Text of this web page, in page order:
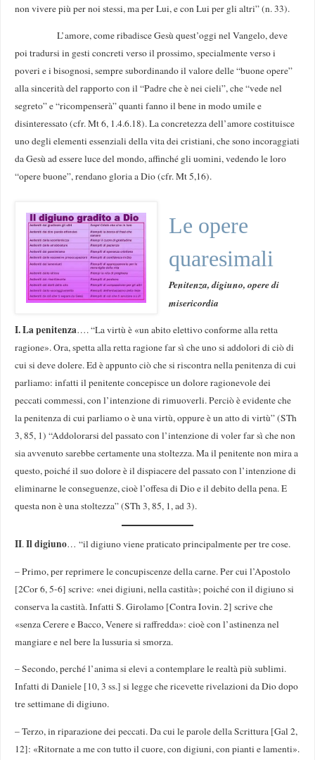
non vivere più per noi stessi, ma per Lui, e con Lui per gli altri” (n. 33).
L’amore, come ribadisce Gesù quest’oggi nel Vangelo, deve
poi tradursi in gesti concreti verso il prossimo, specialmente verso i
poveri e i bisognosi, sempre subordinando il valore delle “buone opere”
alla sincerità del rapporto con il “Padre che è nei cieli”, che “vede nel
segreto” e “ricompenserà” quanti fanno il bene in modo umile e
disinteressato (cfr. Mt 6, 1.4.6.18). La concretezza dell’amore costituisce
uno degli elementi essenziali della vita dei cristiani, che sono incoraggiati
da Gesù ad essere luce del mondo, affinché gli uomini, vedendo le loro
“opere buone”, rendano gloria a Dio (cfr. Mt 5,16).
Le opere
quaresimali
Penitenza, digiuno, opere di
misericordia
I.La penitenza…. “La virtù è «un abito elettivo conforme alla retta
ragione». Ora, spetta alla retta ragione far sì che uno si addolori di ciò di
cui si deve dolere. Ed è appunto ciò che si riscontra nella penitenza di cui
parliamo: infatti il penitente concepisce un dolore ragionevole dei
peccati commessi, con l’intenzione di rimuoverli. Perciò è evidente che
la penitenza di cui parliamo o è una virtù, oppure è un atto di virtù” (STh
3, 85, 1) “Addolorarsi del passato con l’intenzione di voler far sì che non
sia avvenuto sarebbe certamente una stoltezza. Ma il penitente non mira a
questo, poiché il suo dolore è il dispiacere del passato con l’intenzione di
eliminarne le conseguenze, cioè l’offesa di Dio e il debito della pena. E
questa non è una stoltezza” (STh 3, 85, 1, ad 3).
II.Il digiuno… “il digiuno viene praticato principalmente per tre cose.
– Primo, per reprimere le concupiscenze della carne. Per cui l’Apostolo
[2Cor 6, 5-6] scrive: «nei digiuni, nella castità»; poiché con il digiuno si
conserva la castità. Infatti S. Girolamo [Contra Iovin. 2] scrive che
«senza Cerere e Bacco, Venere si raffredda»: cioè con l’astinenza nel
mangiare e nel bere la lussuria si smorza.
– Secondo, perché l’anima si elevi a contemplare le realtà più sublimi.
Infatti di Daniele [10, 3 ss.] si legge che ricevette rivelazioni da Dio dopo
tre settimane di digiuno.
– Terzo, in riparazione dei peccati. Da cui le parole della Scrittura [Gal 2,
12]: «Ritornate a me con tutto il cuore, con digiuni, con pianti e lamenti».